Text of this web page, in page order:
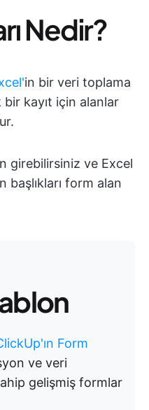
Nedir?
in bir veri toplama
bir kayıt için alanlar
girebilirsiniz ve Excel
başlıkları form alan
Form
ve veri
gelişmiş formlar